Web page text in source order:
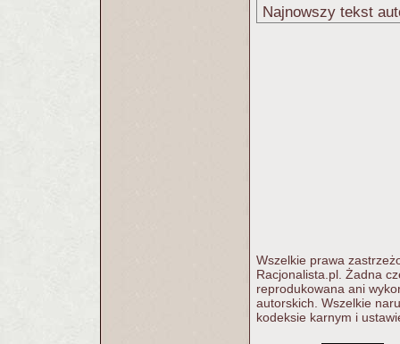
Najnowszy tekst
Wszelkie prawa
Racjonalista.pl. Żadna
reprodukowana ani
autorskich. Wszelkie
kodeksie karnym i